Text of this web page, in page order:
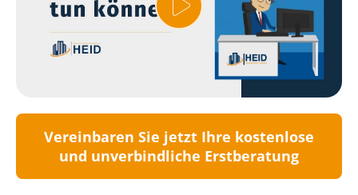
Vereinbaren Sie jetzt Ihre kostenlose
und unverbindliche Erstberatung